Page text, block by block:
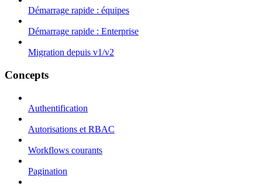
Démarrage rapide : équipes
Démarrage rapide : Enterprise
Migration depuis v1/v2
Concepts
Authentification
Autorisations et RBAC
Workflows courants
Pagination